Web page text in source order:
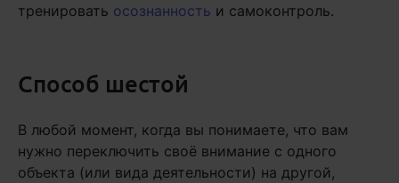
тренировать осознанность и самоконтроль.
Способ шестой
В любой момент, когда вы понимаете, что вам
нужно переключить своё внимание с одного
объекта (или вида деятельности) на другой,